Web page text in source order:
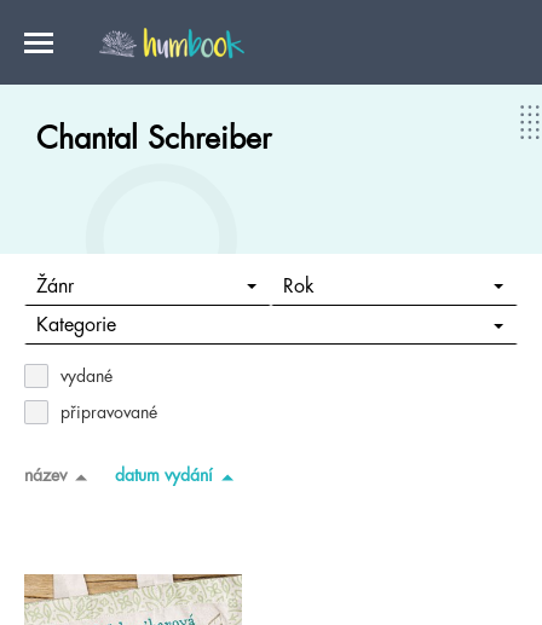
Chantal Schreiber
Žánr Rok
Kategorie
vydané
připravované
název datum vydání